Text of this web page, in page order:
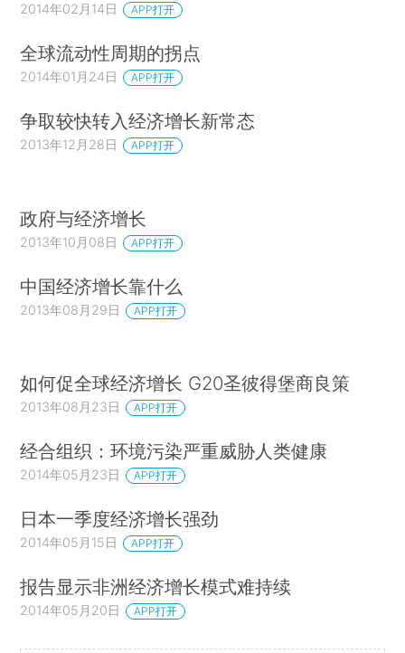
2014年02月14日 APP打开
全球流动性周期的拐点
2014年01月24日 APP打开
争取较快转入经济增长新常态
2013年12月28日 APP打开
政府与经济增长
2013年10月08日 APP打开
中国经济增长靠什么
2013年08月29日 APP打开
如何促全球经济增长 G20圣彼得堡商良策
2013年08月23日 APP打开
经合组织：环境污染严重威胁人类健康
2014年05月23日 APP打开
日本一季度经济增长强劲
2014年05月15日 APP打开
报告显示非洲经济增长模式难持续
2014年05月20日 APP打开